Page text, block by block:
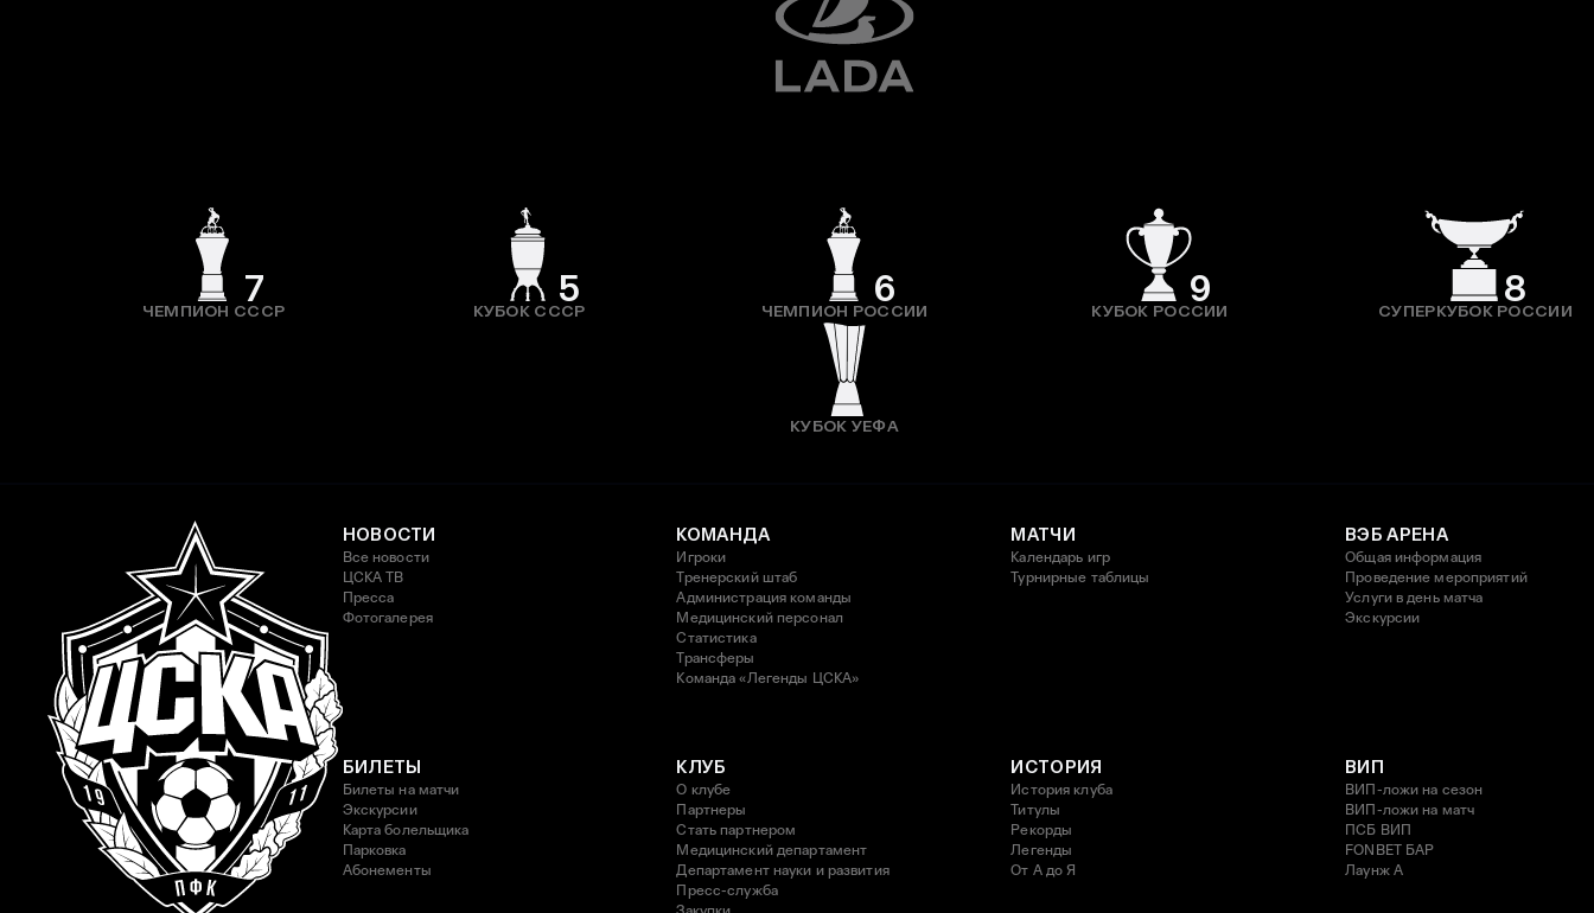
7
ЧЕМПИОН СССР
5
КУБОК СССР
6
ЧЕМПИОН РОССИИ
9
КУБОК РОССИИ
8
СУПЕРКУБОК РОССИИ
КУБОК УЕФА
НОВОСТИ
Все новости
ЦСКА ТВ
Пресса
Фотогалерея
КОМАНДА
Игроки
Тренерский штаб
Администрация команды
Медицинский персонал
Статистика
Трансферы
Команда «Легенды ЦСКА»
МАТЧИ
Календарь игр
Турнирные таблицы
ВЭБ АРЕНА
Общая информация
Проведение мероприятий
Услуги в день матча
Экскурсии
БИЛЕТЫ
Билеты на матчи
Экскурсии
Карта болельщика
Парковка
Абонементы
КЛУБ
О клубе
Партнеры
Стать партнером
Медицинский департамент
Департамент науки и развития
Пресс-служба
ИСТОРИЯ
История клуба
Титулы
Рекорды
Легенды
От А до Я
ВИП
ВИП-ложи на сезон
ВИП-ложи на матч
ПСБ ВИП
FONBET БАР
Лаунж A